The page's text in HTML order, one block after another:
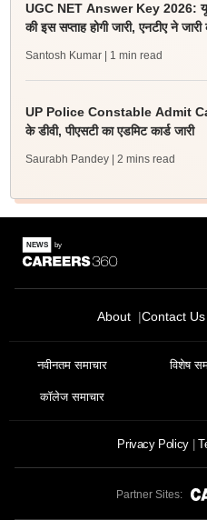
UGC NET Answer Key 2026:
की इस सप्ताह होगी जारी, एनटीए ने
Santosh Kumar | 1 min read
UP Police Constable Admit
के डीवी, पीएसटी का एडमिट कार्ड जारी
Saurabh Pandey | 2 mins read
About Contact Us
नवीनतम समाचार विशेष
कॉलेज समाचार
Privacy Policy
Partner Sites: